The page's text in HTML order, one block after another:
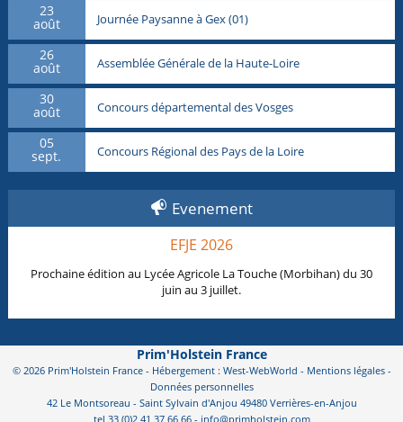
23
août Journée Paysanne à Gex (01)
26
août Assemblée Générale de la Haute-Loire
30
août Concours départemental des Vosges
05
sept. Concours Régional des Pays de la Loire
Evenement
EFJE 2026
Prochaine édition au Lycée Agricole La Touche (Morbihan) du 30
juin au 3 juillet.
Prim'Holstein France
© 2026 Prim'Holstein France - Hébergement : West-WebWorld - Mentions légales-
Données personnelles
42 Le Montsoreau - Saint Sylvain d'Anjou 49480 Verrières-en-Anjou
tel 33 (0)2 41 37 66 66 - info@primholstein.com